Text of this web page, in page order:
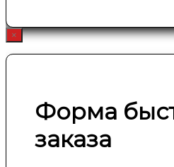
×
Форма
заказа